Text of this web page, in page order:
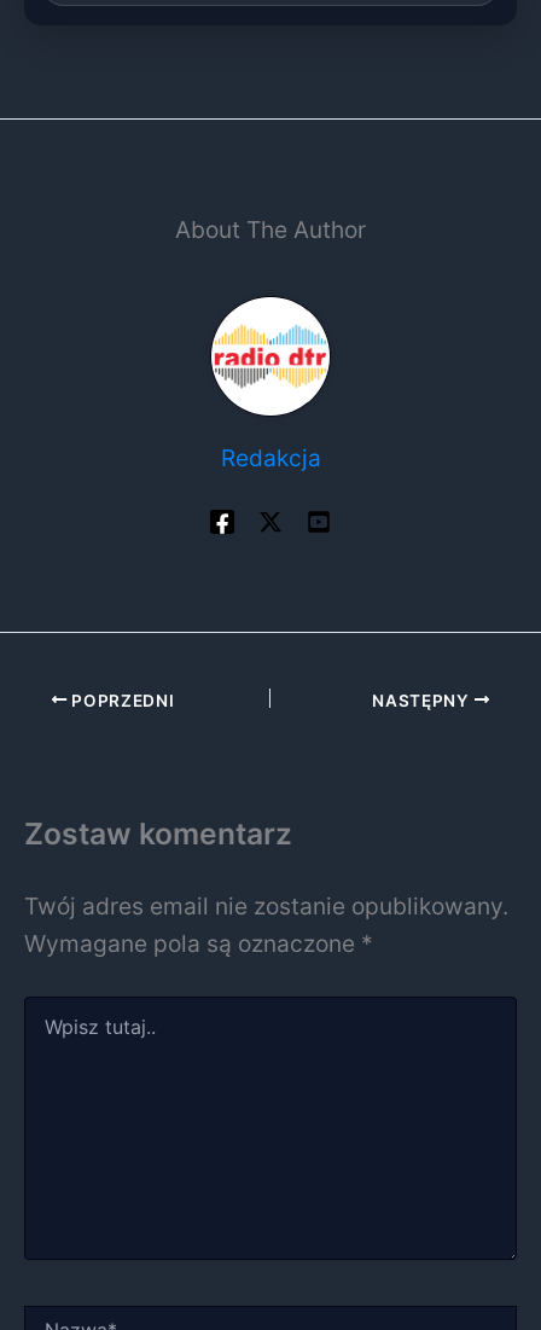
About The Author
Redakcja
POPRZEDNI NASTĘPNY
Zostaw komentarz
Twój adres email nie zostanie opublikowany.
Wymagane pola są oznaczone *
tutaj..